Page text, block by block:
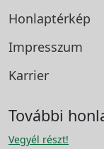
Honlaptérkép
Impresszum
Karrier
További
Vegyél részt!